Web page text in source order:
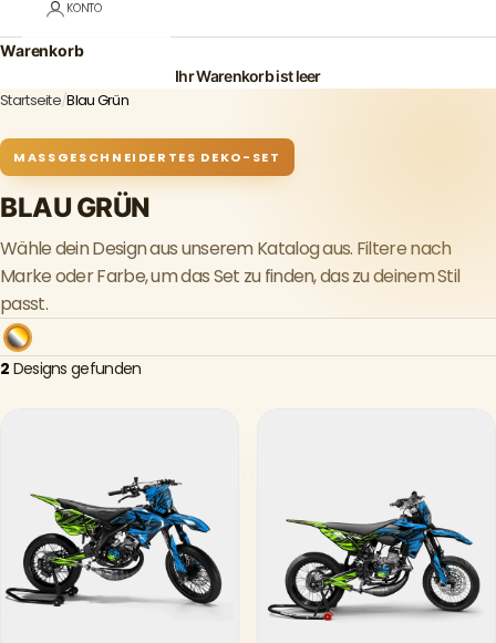
KONTO
Warenkorb
Ihr Warenkorb ist leer
Startseite/Blau Grün
MASSGESCHNEIDERTES DEKO-SET
BLAU GRÜN
Wähle dein Design aus unserem Katalog aus. Filtere nach
Marke oder Farbe, um das Set zu finden, das zu deinem Stil
passt.
2 Designs gefunden